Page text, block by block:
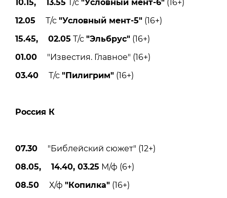
10.15, 13.55 Т/с "Условный мент-6" (16+)
12.05 Т/с "Условный мент-5" (16+)
15.45, 02.05 Т/с "Эльбрус" (16+)
01.00 "Известия. Главное" (16+)
03.40 Т/с "Пилигрим" (16+)
Россия К
07.30 "Библейский сюжет" (12+)
08.05, 14.40, 03.25 М/ф (6+)
08.50 Х/ф "Копилка" (16+)